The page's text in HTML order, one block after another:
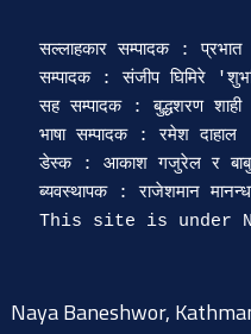
सल्लाहकार सम्पादक : प्रभात
सम्पादक : संजीप घिमिरे
सह सम्पादक : बुद्धशरण शाही
भाषा सम्पादक : रमेश दाहाल
डेस्क : आकाश गजुरेल र
ब्यवस्थापक : राजेशमान
Naya Baneshwor,